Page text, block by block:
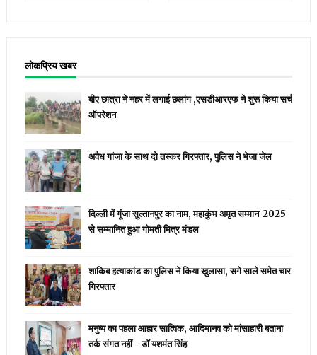
लोकप्रिय खबर
बीए छात्रा ने नहर में लगाई छलांग ,एसडीआरएफ ने शुरू किया सर्च
ऑपरेशन
अवैध गांजा के साथ दो तस्कर गिरफ्तार, पुलिस ने भेजा जेल
दिल्ली में गूंजा सुल्तानपुर का नाम, महाकुंभ अमृत सम्मान-2025
से सम्मानित हुआ गोमती मित्र मंडल
शाकिब हत्याकांड का पुलिस ने किया खुलासा, सगे साले समेत चार
गिरफ्तार
मनुष्य का पहला आहार सात्विक, आदिमानव को मांसाहारी बताना
तर्क संगत नहीं - डॉ यशमंत सिंह